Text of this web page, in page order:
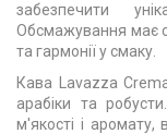
забезпечити
Обсмажування має
та гармонії у смаку.
Кава Lavazza
арабіки та
м'якості і аромату,